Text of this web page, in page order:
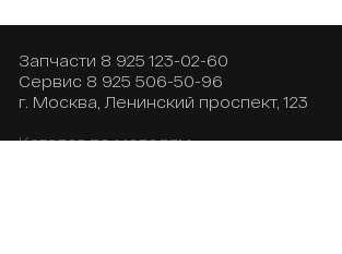
Запчасти 8 925 123-02-60
Сервис 8 925 506-50-96
г. Москва, Ленинский проспект, 123
Каталог по моделям